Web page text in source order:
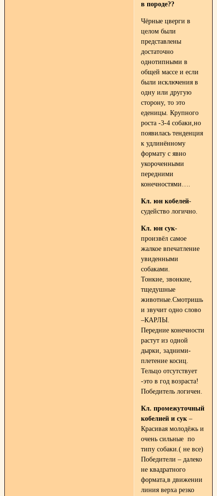
в породе??
Чёрные цверги в
целом были
представлены
достаточно
однотипными в
общей массе и если
были исключения в
одну или другую
сторону, то это
еденицы. Крупного
роста -3-4 собаки,но
появилась тенденция
к удлинённому
формату с явно
укороченными
передними
конечностями….
Кл. юн кобелей-
судейство логично.
Кл. юн сук-
произвёл самое
жалкое впечатление
увиденными
собаками.
Тонкие, звонкие,
тщедушные
животные.Смотришь
и звучит одно слово
–КАРЛЫ.
Передние конечности
растут из одной
дырки, задними-
плетение косиц.
Тельцо отсутствует
-это в год возраста!
Победитель логичен.
Кл. промежуточный
кобелией и сук –
Красивая молодёжь и
очень сильные по
типу собаки.( не все)
Победители – далеко
не квадратного
формата,в движении
линия верха резко